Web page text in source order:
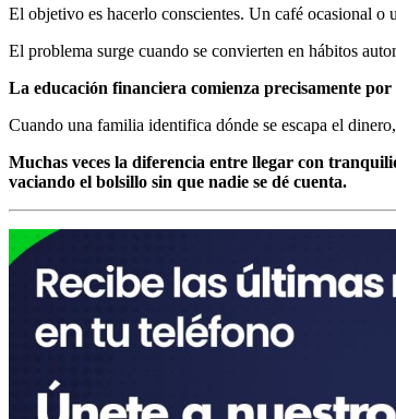
El objetivo es hacerlo conscientes. Un café ocasional o
El problema surge cuando se convierten en hábitos
La educación financiera comienza precisamente por
Cuando una familia identifica dónde se escapa el
Muchas veces la diferencia entre llegar con
vaciando el bolsillo sin que nadie se dé cuenta.